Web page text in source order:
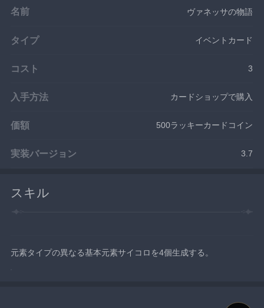
名前 ヴァネッサの物語
タイプ イベントカード
コスト 3
入手方法 カードショップで購入
価額 500ラッキーカードコイン
実装バージョン 3.7
スキル
元素タイプの異なる基本元素サイコロを4個生成する。